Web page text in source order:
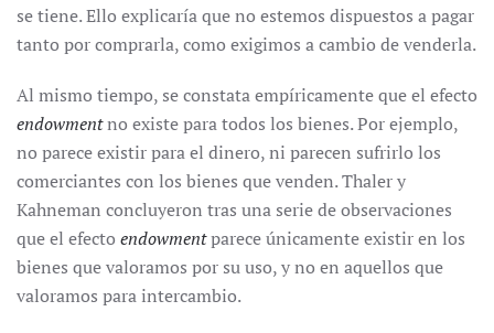
se tiene. Ello explicaría que no estemos dispuestos a pagar
tanto por comprarla, como exigimos a cambio de venderla.
Al mismo tiempo, se constata empíricamente que el efecto
endowmentno existe para todos los bienes. Por ejemplo,
no parece existir para el dinero, ni parecen sufrirlo los
comerciantes con los bienes que venden. Thaler y
Kahneman concluyeron tras una serie de observaciones
que el efecto endowmentparece únicamente existir en los
bienes que valoramos por su uso, y no en aquellos que
valoramos para intercambio.